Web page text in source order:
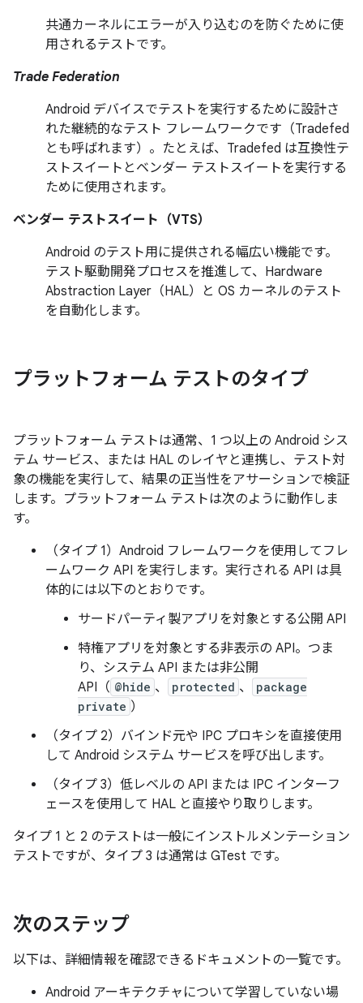
共通カーネルにエラーが入り込むのを防ぐために使
用されるテストです。
Trade Federation
Android デバイスでテストを実行するために設計さ
れた継続的なテスト フレームワークです（Tradefed
とも呼ばれます）。たとえば、Tradefed は互換性テ
ストスイートとベンダー テストスイートを実行する
ために使用されます。
ベンダー テストスイート（VTS）
Android のテスト用に提供される幅広い機能です。
テスト駆動開発プロセスを推進して、Hardware
Abstraction Layer（HAL）と OS カーネルのテスト
を自動化します。
プラットフォーム テストのタイプ
プラットフォーム テストは通常、1 つ以上の Android シス
テム サービス、または HAL のレイヤと連携し、テスト対
象の機能を実行して、結果の正当性をアサーションで検証
します。プラットフォーム テストは次のように動作しま
す。
（タイプ 1）Android フレームワークを使用してフレ
ームワーク API を実行します。実行される API は具
体的には以下のとおりです。
サードパーティ製アプリを対象とする公開 API
特権アプリを対象とする非表示の API。つま
り、システム API または非公開
API（ @hide 、 protected 、
package
private ）
（タイプ 2）バインド元や IPC プロキシを直接使用
して Android システム サービスを呼び出します。
（タイプ 3）低レベルの API または IPC インターフ
ェースを使用して HAL と直接やり取りします。
タイプ 1 と 2 のテストは一般にインストルメンテーション
テストですが、タイプ 3 は通常は GTest です。
次のステップ
以下は、詳細情報を確認できるドキュメントの一覧です。
Android アーキテクチャについて学習していない場